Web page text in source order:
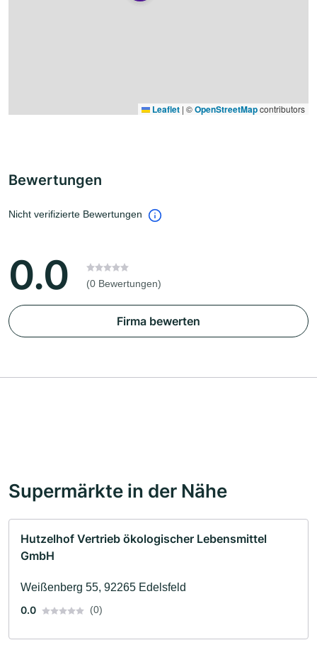
Leaflet | ©OpenStreetMapcontributors
Bewertungen
Nicht verifizierte Bewertungen
0.0 (0 Bewertungen)
Firma bewerten
Supermärkte in der Nähe
Hutzelhof Vertrieb ökologischer Lebensmittel
GmbH
Weißenberg 55, 92265 Edelsfeld
0.0
(0)